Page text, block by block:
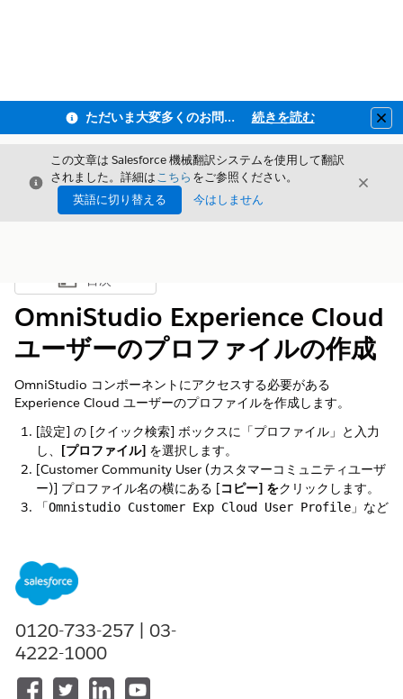
ただいま大変多くのお問い合わせをいただいており、ご連絡までにお時間を頂戴しております 続きを読む
閉じる
この文章は Salesforce 機械翻訳システムを使用して翻訳
されました。詳細はこちら をご参照ください。
英語に切り替える
今はしません
閉じる
目次を表示
目次
OmniStudio Experience Cloud
ユーザーのプロファイルの作成
OmniStudio コンポーネントにアクセスする必要がある
Experience Cloud ユーザーのプロファイルを作成します。
[設定] の [クイック検索] ボックスに 「プロファイル」
と入力
し、 [プロファイル] を選択します。
[Customer Community User (カスタマーコミュニティユーザ
ー)] プロファイル名の横にある [コピー] をクリックします。
「Omnistudio Customer Exp Cloud User Profile 」など
る場合は、組織のニーズに応じて設定できます。
この記事で問題は解決されましたか?
0120-733-257 | 03-
4222-1000